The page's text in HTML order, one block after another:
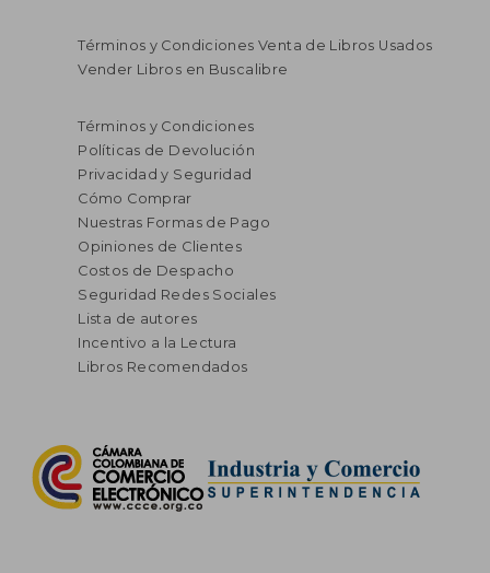
45%
dcto. $ 84.738
Términos y Condiciones Venta de Libros Usados
Vender Libros en Buscalibre
Términos y Condiciones
Políticas de Devolución
Privacidad y Seguridad
Cómo Comprar
Nuestras Formas de Pago
Opiniones de Clientes
Costos de Despacho
Seguridad Redes Sociales
Lista de autores
Incentivo a la Lectura
Libros Recomendados